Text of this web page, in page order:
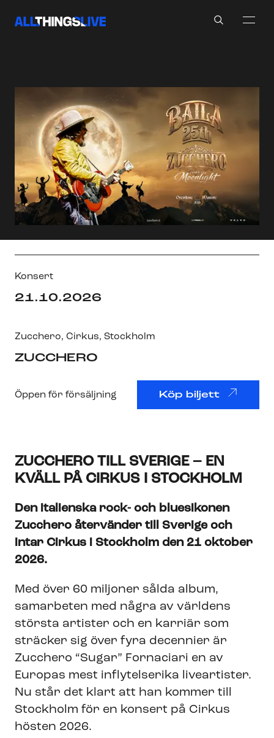
Konsert
21.10.2026
Zucchero, Cirkus, Stockholm
ZUCCHERO
Öppen för försäljning Köp biljett
ZUCCHERO TILL SVERIGE – EN
KVÄLL PÅ CIRKUS I STOCKHOLM
Den italienska rock- och bluesikonen
Zucchero återvänder till Sverige och
intar Cirkus i Stockholm den 21 oktober
2026.
Med över 60 miljoner sålda album,
samarbeten med några av världens
största artister och en karriär som
sträcker sig över fyra decennier är
Zucchero “Sugar” Fornaciari en av
Europas mest inflytelserika liveartister.
Nu står det klart att han kommer till
Stockholm för en konsert på Cirkus
hösten 2026.